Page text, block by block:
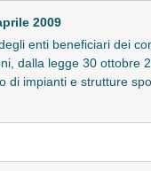
2009
enti beneficiari dei
dalla legge 30 ottobre
di impianti e strutture